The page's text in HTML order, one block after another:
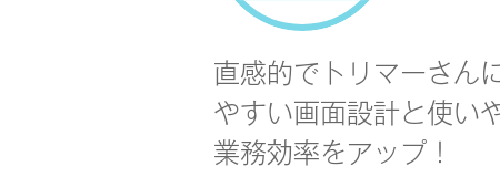
直感的でトリマーさん
やすい画面設計と使い
業務効率をアップ！